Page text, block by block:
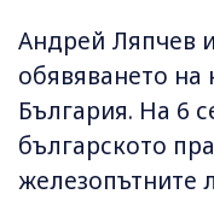
Андрей Ляпчев
обявяването на
България. На 6
българското
железопътните